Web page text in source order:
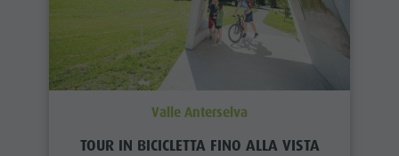
Valle Anterselva
TOUR IN BICICLETTA FINO ALLA VISTA